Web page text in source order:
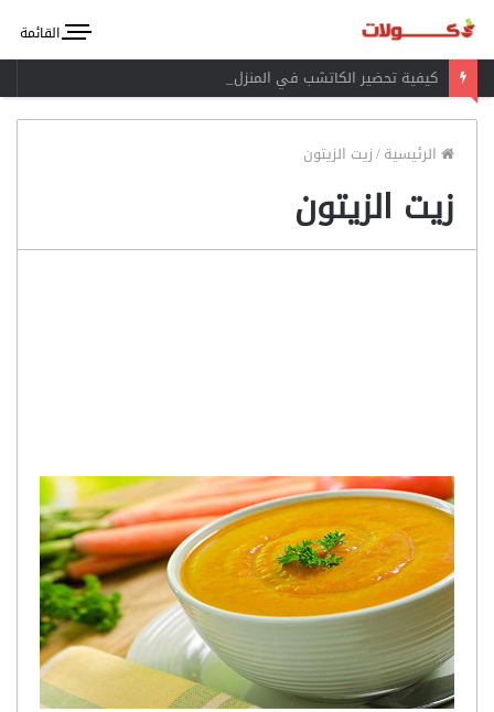
القائمة
كيفية تحضير الكاتشب في المنزل
الرئيسية/زيت الزيتون
زيت الزيتون